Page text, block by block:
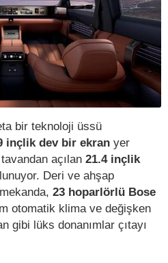
bir teknoloji üssü
inçlik dev bir ekran yer
açılan 21.4 inçlik
Deri ve ahşap
23 hoparlörlü Bose
otomatik klima ve değişken
gibi lüks donanımlar çıtayı